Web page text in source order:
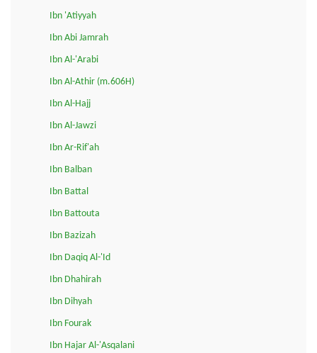
Ibn 'Atiyyah
Ibn Abi Jamrah
Ibn Al-'Arabi
Ibn Al-Athir (m.606H)
Ibn Al-Hajj
Ibn Al-Jawzi
Ibn Ar-Rif'ah
Ibn Balban
Ibn Battal
Ibn Battouta
Ibn Bazizah
Ibn Daqiq Al-'Id
Ibn Dhahirah
Ibn Dihyah
Ibn Fourak
Ibn Hajar Al-'Asqalani